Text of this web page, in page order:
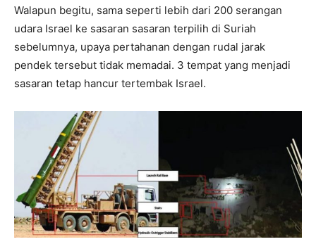
Walapun begitu, sama seperti lebih dari 200 serangan
udara Israel ke sasaran sasaran terpilih di Suriah
sebelumnya, upaya pertahanan dengan rudal jarak
pendek tersebut tidak memadai. 3 tempat yang menjadi
sasaran tetap hancur tertembak Israel.